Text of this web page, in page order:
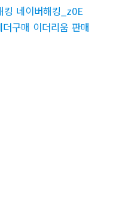
네이버해킹_z0E
구매 이더리움 판매